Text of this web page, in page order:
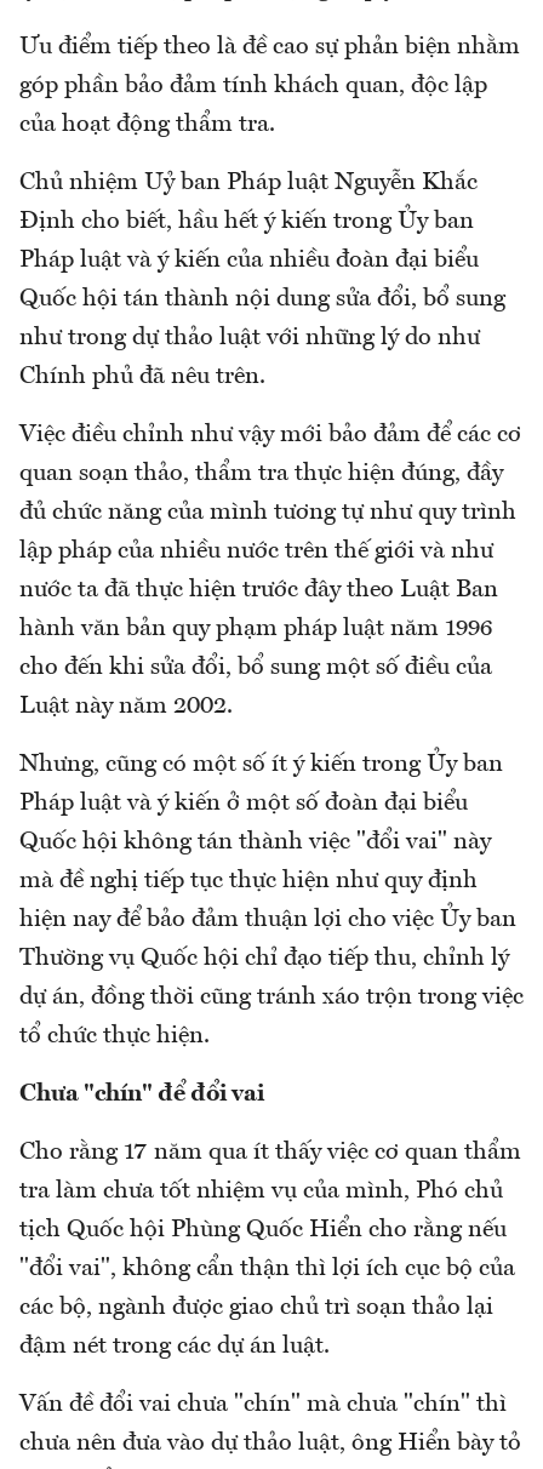
Ưu điểm tiếp theo là đề cao sự phản biện nhằm
góp phần bảo đảm tính khách quan, độc lập
của hoạt động thẩm tra.
Chủ nhiệm Uỷ ban Pháp luật Nguyễn Khắc
Định cho biết, hầu hết ý kiến trong Ủy ban
Pháp luật và ý kiến của nhiều đoàn đại biểu
Quốc hội tán thành nội dung sửa đổi, bổ sung
như trong dự thảo luật với những lý do như
Chính phủ đã nêu trên.
Việc điều chỉnh như vậy mới bảo đảm để các cơ
quan soạn thảo, thẩm tra thực hiện đúng, đầy
đủ chức năng của mình tương tự như quy trình
lập pháp của nhiều nước trên thế giới và như
nước ta đã thực hiện trước đây theo Luật Ban
hành văn bản quy phạm pháp luật năm 1996
cho đến khi sửa đổi, bổ sung một số điều của
Luật này năm 2002.
Nhưng, cũng có một số ít ý kiến trong Ủy ban
Pháp luật và ý kiến ở một số đoàn đại biểu
Quốc hội không tán thành việc "đổi vai" này
mà đề nghị tiếp tục thực hiện như quy định
hiện nay để bảo đảm thuận lợi cho việc Ủy ban
Thường vụ Quốc hội chỉ đạo tiếp thu, chỉnh lý
dự án, đồng thời cũng tránh xáo trộn trong việc
tổ chức thực hiện.
Chưa "chín" để đổi vai
Cho rằng 17 năm qua ít thấy việc cơ quan thẩm
tra làm chưa tốt nhiệm vụ của mình, Phó chủ
tịch Quốc hội Phùng Quốc Hiển cho rằng nếu
"đổi vai", không cẩn thận thì lợi ích cục bộ của
các bộ, ngành được giao chủ trì soạn thảo lại
đậm nét trong các dự án luật.
Vấn đề đổi vai chưa "chín" mà chưa "chín" thì
chưa nên đưa vào dự thảo luật, ông Hiển bày tỏ